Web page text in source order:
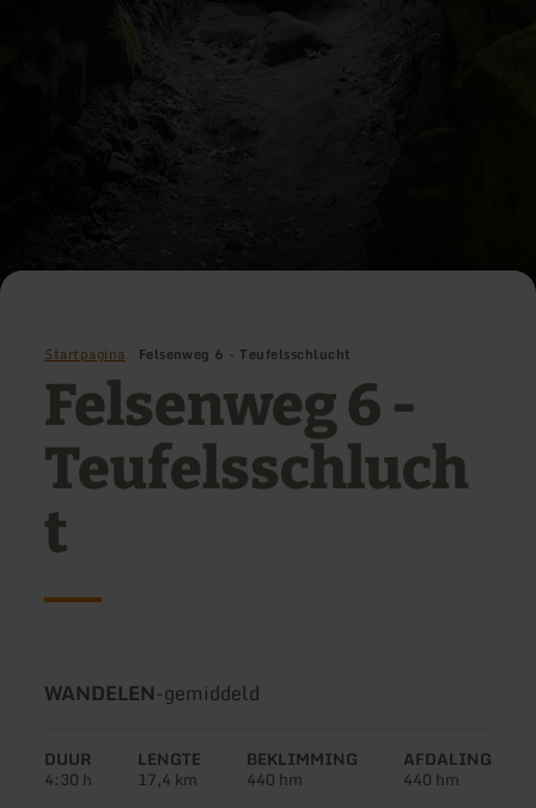
Startpagina Felsenweg 6 - Teufelsschlucht
Felsenweg 6 -
Teufelsschluch
t
Soort
WANDELEN-Moeilijkheidsgraad:
gemiddeld
DUUR
4:30 h
LENGTE
17,4 km
BEKLIMMING
440 hm
AFDALING
440 hm